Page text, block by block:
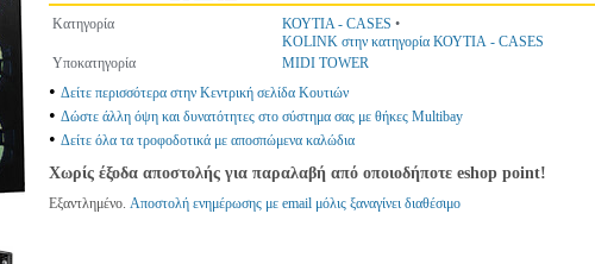
Κατηγορία ΚΟΥΤΙΑ - CASES •
KOLINK στην κατηγορία ΚΟΥΤΙΑ - CASES
Υποκατηγορία
MIDI TOWER
• Δείτε περισσότερα στην Κεντρική σελίδα Κουτιών
• Δώστε άλλη όψη και δυνατότητες στο σύστημα σας με θήκες Multibay
• Δείτε όλα τα τροφοδοτικά με αποσπώμενα καλώδια
Χωρίς έξοδα αποστολής για παραλαβή από οποιοδήποτε eshop point!
Εξαντλημένο. Αποστολή ενημέρωσης με email μόλις ξαναγίνει διαθέσιμο